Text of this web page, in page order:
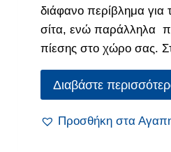
διάφανο περίβλημα για
σίτα, ενώ παράλληλα
πίεσης στο χώρο σας.
Διαβάστε
Προσθήκη στα